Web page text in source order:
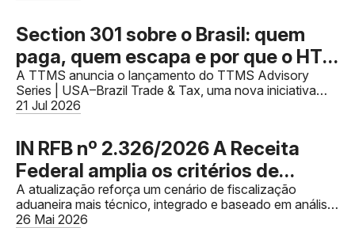
Section 301 sobre o Brasil: quem
paga, quem escapa e por que o HTS
decide
A TTMS anuncia o lançamento do TTMS Advisory
Series | USA–Brazil Trade & Tax, uma nova iniciativa
dedicada a compartilhar conhecimento especializado
21 Jul 2026
IN RFB nº 2.326/2026 A Receita
Federal amplia os critérios de
fiscalização sobre valor aduaneiro e
reforça a integração entre
A atualização reforça um cenário de fiscalização
aduaneira mais técnico, integrado e baseado em análise
de risco.
26 Mai 2026